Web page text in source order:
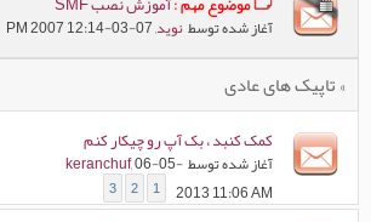
آغاز شده توسطنوید, 07-03-2007 12:14 PM
» تاپیک های عادی
کمک کنبد ، بک آپ رو چیکار کنم
آغاز شده توسط keranchuf, 06-05-
2013 11:06 AM
1
2
3